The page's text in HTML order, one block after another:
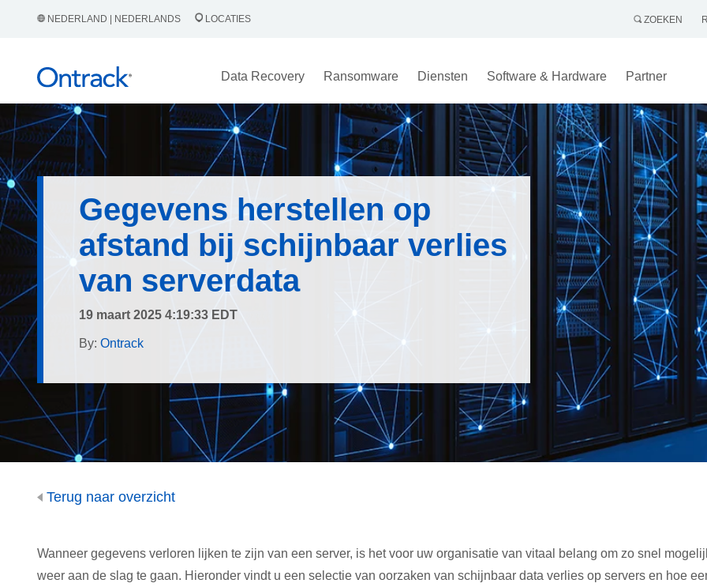
NEDERLAND | NEDERLANDS LOCATIES ZOEKEN
Data Recovery Ransomware Diensten Software & Hardware Partner
Gegevens herstellen op
afstand bij schijnbaar verlies
van serverdata
19 maart 2025 4:19:33 EDT
By: Ontrack
Terug naar overzicht
Wanneer gegevens verloren lijken te zijn van een server, is het voor uw organisatie van vitaal belang om zo snel
weer aan de slag te gaan. Hieronder vindt u een selectie van oorzaken van schijnbaar data verlies op servers en hoe